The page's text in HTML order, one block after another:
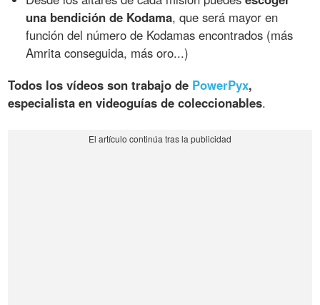
una bendición de Kodama, que será mayor en
función del número de Kodamas encontrados (más
Amrita conseguida, más oro...)
Todos los vídeos son trabajo de PowerPyx,
especialista en videoguías de coleccionables.